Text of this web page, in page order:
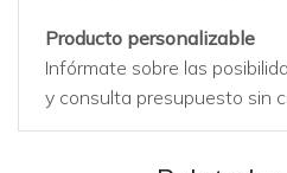
Producto personalizable
Infórmate sobre las
y consulta presupuesto sin